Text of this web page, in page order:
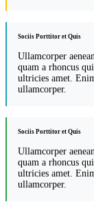
Sociis Porttitor et Quis
Ullamcorper
quam a rhoncus
ultricies amet.
ullamcorper.
Sociis Porttitor et Quis
Ullamcorper
quam a rhoncus
ultricies amet.
ullamcorper.